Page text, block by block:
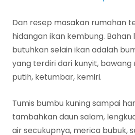
Dan resep masakan rumahan
hidangan ikan kembung. Bahan
butuhkan selain ikan adalah
yang terdiri dari kunyit,
putih, ketumbar, kemiri.
Tumis bumbu kuning sampai
tambahkan daun salam,
air secukupnya, merica bubuk,